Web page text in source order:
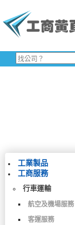
工業製品
工商服務
行車運輸
航空及機場服務
客運服務